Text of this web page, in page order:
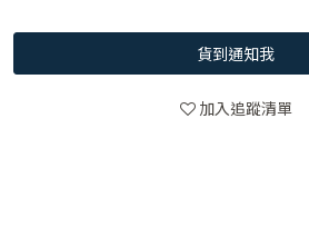
貨到通知我
加入追蹤清單